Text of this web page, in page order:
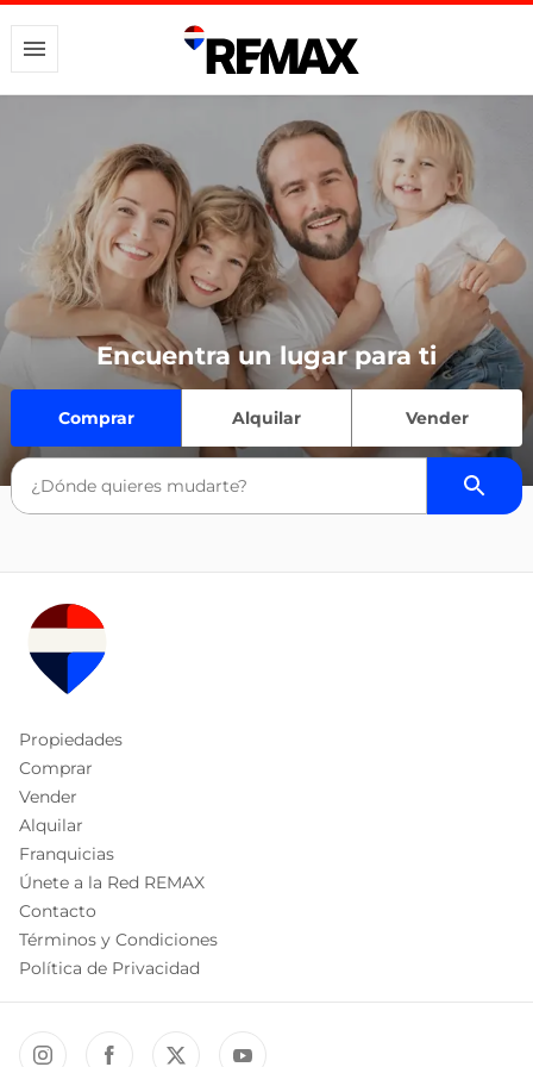
Encuentra un lugar para ti
Comprar Alquilar Vender
Propiedades
Comprar
Vender
Alquilar
Franquicias
Únete a la Red REMAX
Contacto
Términos y Condiciones
Política de Privacidad